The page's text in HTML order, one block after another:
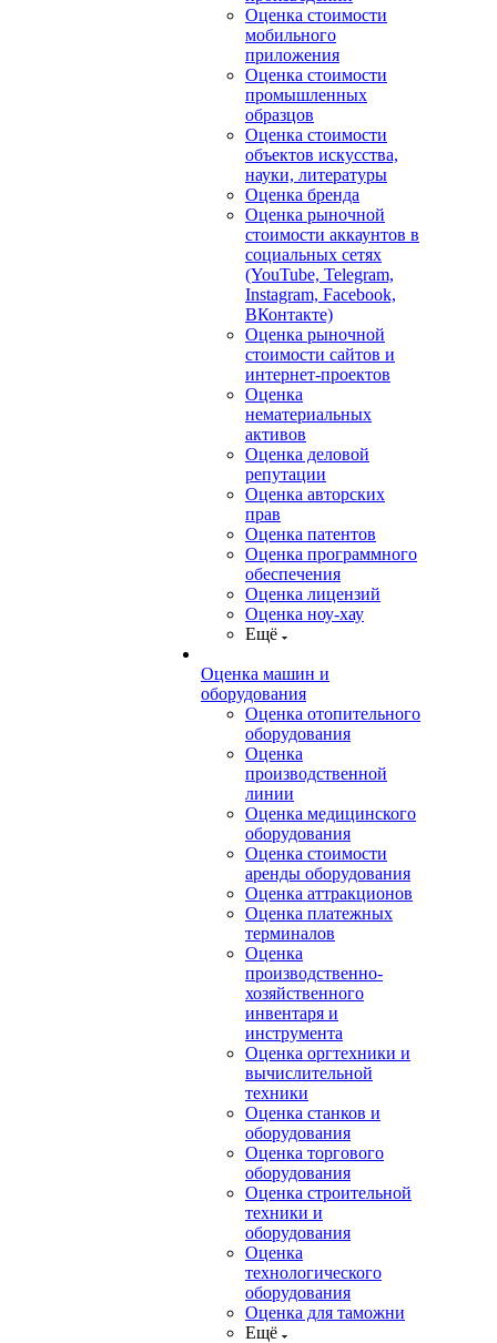
Оценка стоимости
мобильного
приложения
Оценка стоимости
промышленных
образцов
Оценка стоимости
объектов искусства,
науки, литературы
Оценка бренда
Оценка рыночной
стоимости аккаунтов в
социальных сетях
(YouTube, Telegram,
Instagram, Facebook,
ВКонтакте)
Оценка рыночной
стоимости сайтов и
интернет-проектов
Оценка
нематериальных
активов
Оценка деловой
репутации
Оценка авторских
прав
Оценка патентов
Оценка программного
обеспечения
Оценка лицензий
Оценка ноу-хау
Ещё
Оценка машин и
оборудования
Оценка отопительного
оборудования
Оценка
производственной
линии
Оценка медицинского
оборудования
Оценка стоимости
аренды оборудования
Оценка аттракционов
Оценка платежных
терминалов
Оценка
производственно-
хозяйственного
инвентаря и
инструмента
Оценка оргтехники и
вычислительной
техники
Оценка станков и
оборудования
Оценка торгового
оборудования
Оценка строительной
техники и
оборудования
Оценка
технологического
оборудования
Оценка для таможни
Ещё